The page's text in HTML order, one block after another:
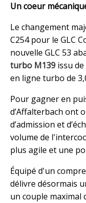
Un coeur
Le changement
C254 pour le GLC
nouvelle GLC 53
turbo M139 issu de
en ligne turbo de
Pour gagner en
d’Affalterbach ont
d’admission et
volume de
plus agile et une
Équipé d'un
délivre désormais
un couple maximal